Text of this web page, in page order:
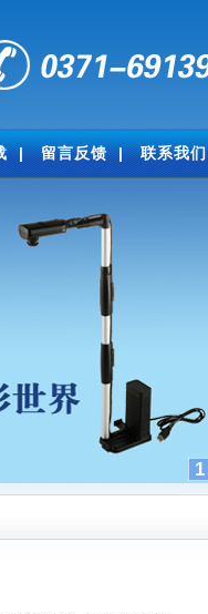
|留言反馈|联系我们
1